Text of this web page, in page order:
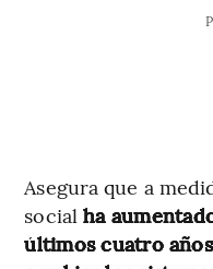
Asegura que a
social ha
últimos cuatro